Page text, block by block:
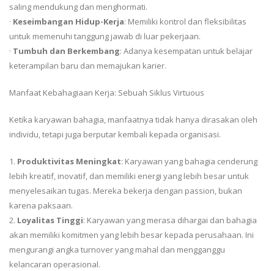
saling mendukung dan menghormati.
· Keseimbangan Hidup-Kerja: Memiliki kontrol dan fleksibilitas
untuk memenuhi tanggung jawab di luar pekerjaan.
· Tumbuh dan Berkembang: Adanya kesempatan untuk belajar
keterampilan baru dan memajukan karier.
Manfaat Kebahagiaan Kerja: Sebuah Siklus Virtuous
Ketika karyawan bahagia, manfaatnya tidak hanya dirasakan oleh
individu, tetapi juga berputar kembali kepada organisasi.
1. Produktivitas Meningkat: Karyawan yang bahagia cenderung
lebih kreatif, inovatif, dan memiliki energi yang lebih besar untuk
menyelesaikan tugas. Mereka bekerja dengan passion, bukan
karena paksaan.
2. Loyalitas Tinggi: Karyawan yang merasa dihargai dan bahagia
akan memiliki komitmen yang lebih besar kepada perusahaan. Ini
mengurangi angka turnover yang mahal dan mengganggu
kelancaran operasional.